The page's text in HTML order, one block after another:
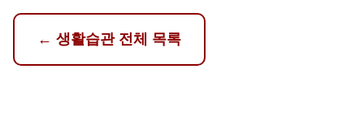
← 생활습관전체 목록